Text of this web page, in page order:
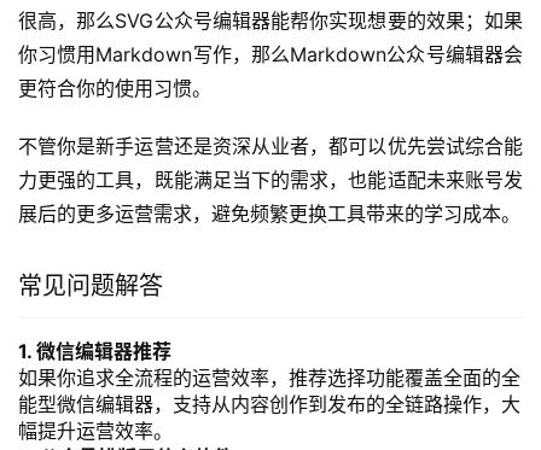
很高，那么SVG公众号编辑器能帮你实现想要的效果；如果
你习惯用Markdown写作，那么Markdown公众号编辑器会
更符合你的使用习惯。
不管你是新手运营还是资深从业者，都可以优先尝试综合能
力更强的工具，既能满足当下的需求，也能适配未来账号发
展后的更多运营需求，避免频繁更换工具带来的学习成本。
常见问题解答
1. 微信编辑器推荐
如果你追求全流程的运营效率，推荐选择功能覆盖全面的全
能型微信编辑器，支持从内容创作到发布的全链路操作，大
幅提升运营效率。